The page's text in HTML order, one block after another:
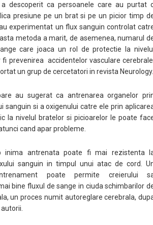
descoperit ca persoanele care au purtat
presiune pe un brat si pe un picior timp
experimentat un flux sanguin controlat
metoda a marit, de asemenea, numarul
care joaca un rol de protectie la
fi prevenirea accidentelor vasculare
un grup de cercetatori in revista Neurology.
au sugerat ca antrenarea organelor
sanguin si a oxigenului catre ele prin
la nivelul bratelor si picioarelor le poate
cand apar probleme.
inima antrenata poate fi mai rezistenta
sanguin in timpul unui atac de cord.
poate permite creierului
bine fluxul de sange in ciuda schimbarilor
un proces numit autoreglare cerebrala,